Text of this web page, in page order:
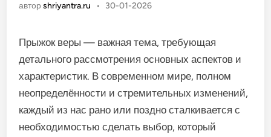
авторshriyantra.ru • 30-01-2026
Прыжок веры — важная тема, требующая
детального рассмотрения основных аспектов и
характеристик. В современном мире, полном
неопределённости и стремительных изменений,
каждый из нас рано или поздно сталкивается с
необходимостью сделать выбор, который